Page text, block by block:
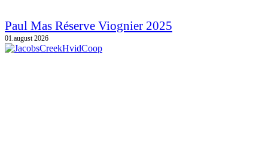
Paul Mas Réserve Viognier 2025
01.august 2026